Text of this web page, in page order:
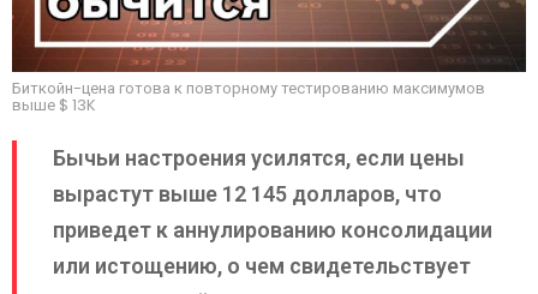
Биткойн-цена готова к повторному тестированию максимумов
выше $ 13K
Бычьи настроения усилятся, если цены
вырастут выше 12 145 долларов, что
приведет к аннулированию консолидации
или истощению, о чем свидетельствует